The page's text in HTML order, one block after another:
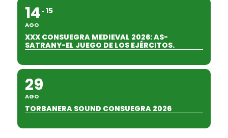
14
AGO
15
XXX CONSUEGRA MEDIEVAL 2026: AS-
SATRANY-EL JUEGO DE LOS EJÉRCITOS.
29
AGO
TORBANERA SOUND CONSUEGRA 2026